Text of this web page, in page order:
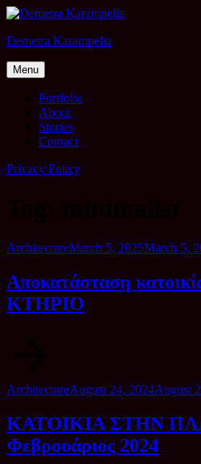
Skip
content
Demetra Karampelia
Menu
Portfolio
About
Stories
Contact
Privacy Policy
Category
ArchitecturePosted
March 5, 2025March 5,
Αποκατάσταση
ΚΤΗΡΙΟ
Category
ArchitecturePosted
August 24, 2024August
ΚΑΤΟΙΚΙΑ ΣΤΗΝ
Φεβρουάριος 2024